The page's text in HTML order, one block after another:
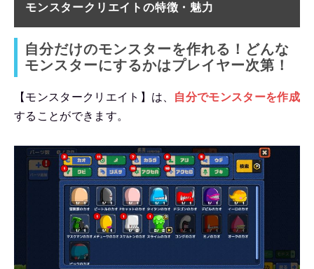
モンスタークリエイトの特徴・魅力
自分だけのモンスターを作れる！どんな
モンスターにするかはプレイヤー次第！
【モンスタークリエイト】は、 自分でモンスターを作成
することができます。